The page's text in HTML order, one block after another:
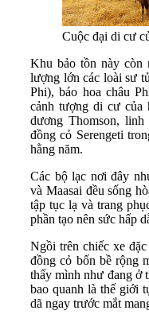
Cuộc đại di cư
Khu bảo tồn này còn
lượng lớn các loài sư
Phi), báo hoa châu
cảnh tượng di cư của
dương Thomson,
đồng cỏ Serengeti
hằng năm.
Các bộ lạc nơi đây
và Maasai đều sống
tập tục lạ và trang
phần tạo nên sức hấp
Ngồi trên chiếc xe
đồng cỏ bốn bề rộng
thấy mình như đang ở
bao quanh là thế giới
dã ngay trước mắt